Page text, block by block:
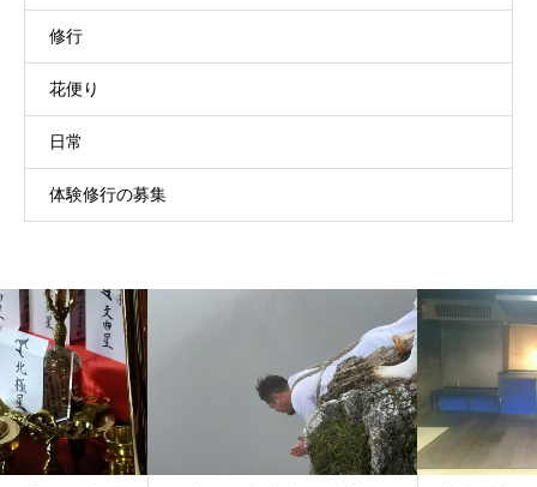
修行
花便り
日常
体験修行の募集